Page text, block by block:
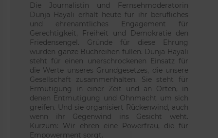
Die Journalistin und Fernsehmoderatorin
Dunja Hayali erhält heute für ihr berufliches
und ehrenamtliches Engagement für
Gerechtigkeit, Freiheit und Demokratie den
Friedensengel. Gründe für diese Ehrung
würden ganze Buchreihen füllen. Dunja Hayali
steht für einen unerschrockenen Einsatz für
die Werte unseres Grundgesetzes, die unsere
Gesellschaft zusammenhalten. Sie steht für
Ermutigung in einer Zeit und an Orten, in
denen Entmutigung und Ohnmacht um sich
greifen. Und sie organisiert Rückenwind, auch
wenn ihr Gegenwind ins Gesicht weht.
Kurzum: Wir ehren eine Powerfrau, die für
Empowerment sorgt.